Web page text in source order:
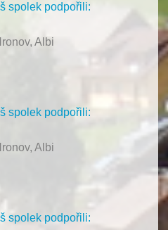
spolek podpořili:
Albi
spolek podpořili:
Albi
spolek podpořili: